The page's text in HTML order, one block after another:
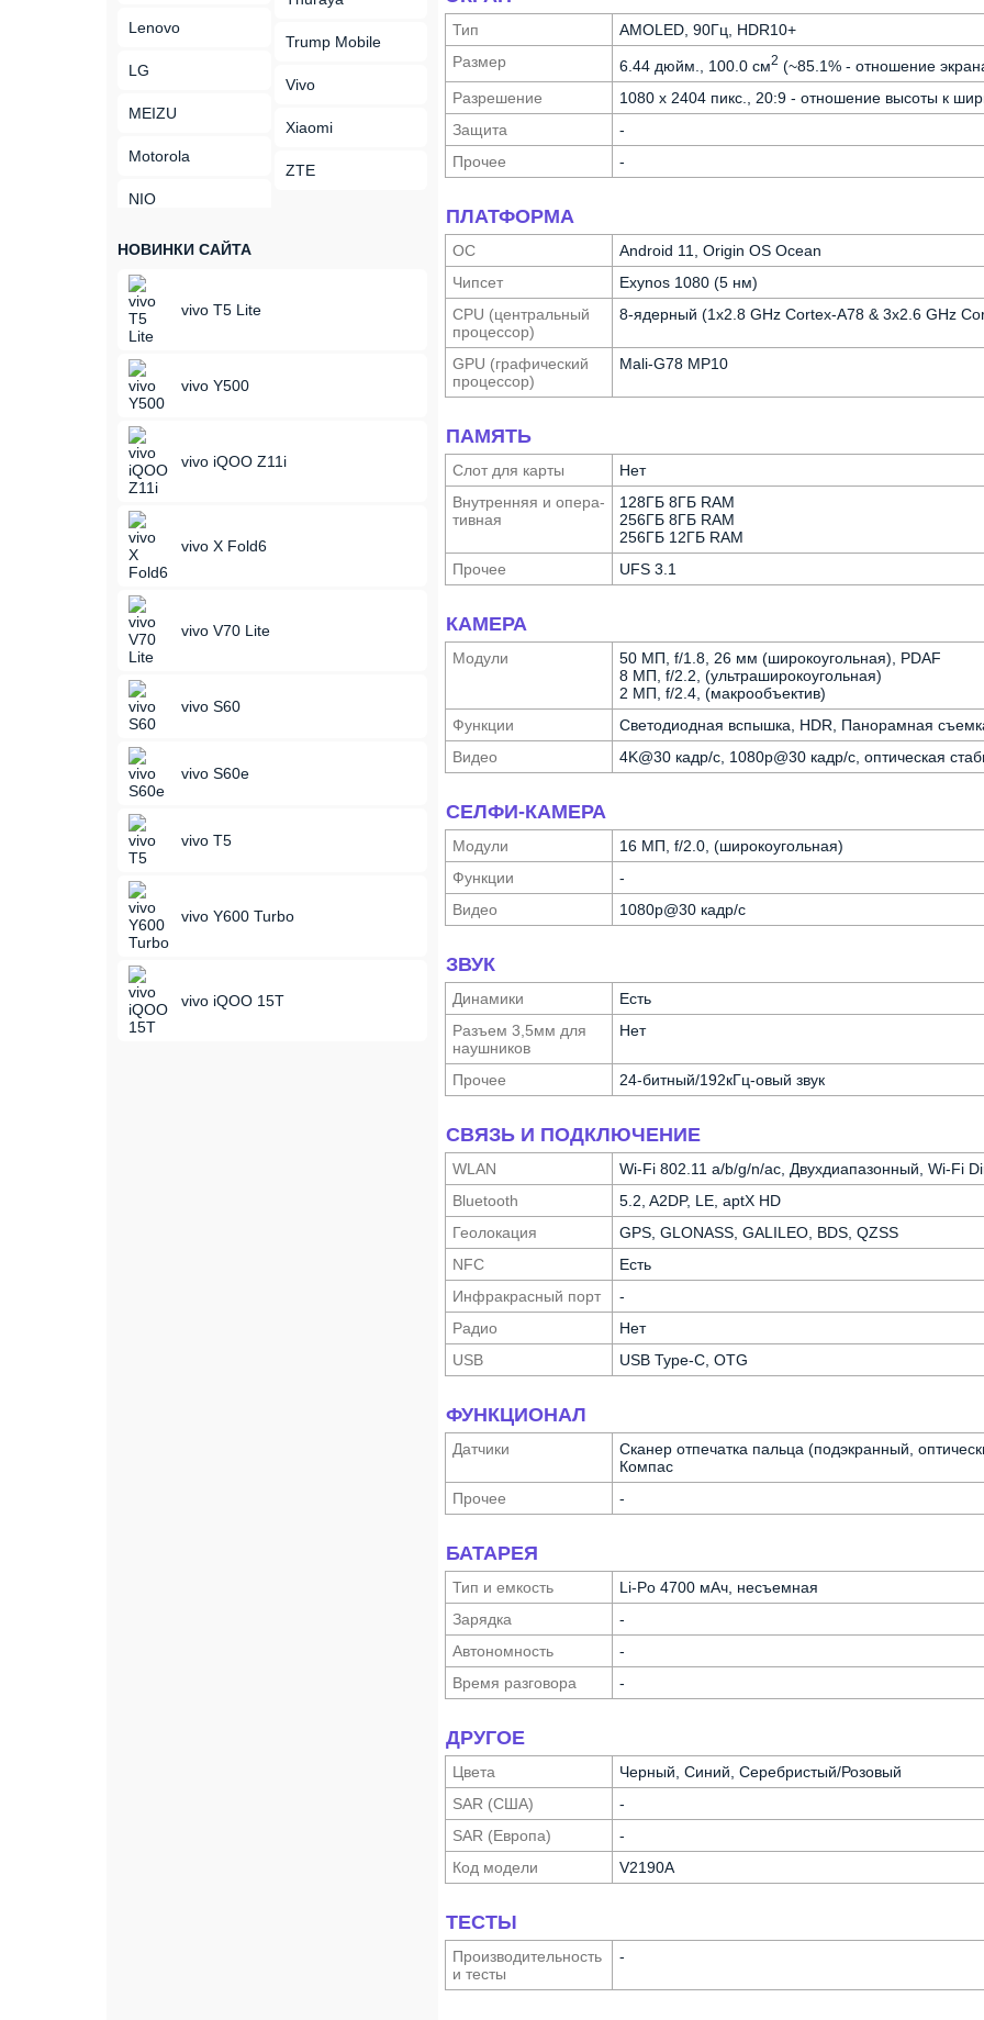
Lenovo
LG
MEIZU
Motorola
NIO
Trump Mobile
Vivo
Xiaomi
ZTE
НОВИНКИ САЙТА
vivo T5 Lite
vivo Y500
vivo iQOO Z11i
vivo X Fold6
vivo V70 Lite
vivo S60
vivo S60e
vivo T5
vivo Y600 Turbo
vivo iQOO 15T
Тип
AMOLED, 90Гц, HDR10+
Размер
6.44 дюйм., 100.0 см2 (~85.1% - отношение
Разре­шение
1080 x 2404 пикс., 20:9 - отношение высоты к
Защита
-
Прочее
-
ПЛАТФОРМА
ОС
Android 11, Origin OS Ocean
Чипсет
Exynos 1080 (5 нм)
CPU (централь­ный
процес­сор)
8-ядерный (1x2.8 GHz Cortex-A78 & 3x2.6 GHz
GPU (графи­ческий
процес­сор)
Mali-G78 MP10
ПАМЯТЬ
Слот для карты
Нет
Внутрен­няя и опера­
тивная
128ГБ 8ГБ RAM
256ГБ 8ГБ RAM
256ГБ 12ГБ RAM
Прочее
UFS 3.1
КАМЕРА
Модули
50 МП, f/1.8, 26 мм (широкоугольная), PDAF
8 МП, f/2.2, (ультра­широкоугольная)
2 МП, f/2.4, (макрообъектив)
Функ­ции
Светодиодная вспышка, HDR, Панорамная
Видео
4K@30 кадр/с, 1080p@30 кадр/с, оптическая
СЕЛФИ-КАМЕРА
Модули
16 МП, f/2.0, (широкоугольная)
Функ­ции
-
Видео
1080p@30 кадр/с
ЗВУК
Динамики
Есть
Разъем 3,5мм для
науш­ников
Нет
Прочее 24-битный/192кГц-овый звук
СВЯЗЬ И ПОДКЛЮЧЕНИЕ
WLAN
Wi-Fi 802.11 a/b/g/n/ac, Двухдиапазонный, Wi-Fi
Bluetooth
5.2, A2DP, LE, aptX HD
Геолока­ция
GPS, GLONASS, GALILEO, BDS, QZSS
NFC
Есть
Инфра­красный порт
-
Радио
Нет
USB
USB Type-C, OTG
ФУНКЦИОНАЛ
Датчики
Сканер отпечатка пальца (подэкранный,
Компас
Прочее
-
БАТАРЕЯ
Тип и емкость
Li-Po 4700 мАч, несъемная
Зарядка
-
Автоно­мность
-
Время разговора
-
ДРУГОЕ
Цвета
Черный, Синий, Серебристый/Розовый
SAR (США)
-
SAR (Европа)
-
Код модели
V2190A
ТЕСТЫ
Производи­тельность
и тесты
-